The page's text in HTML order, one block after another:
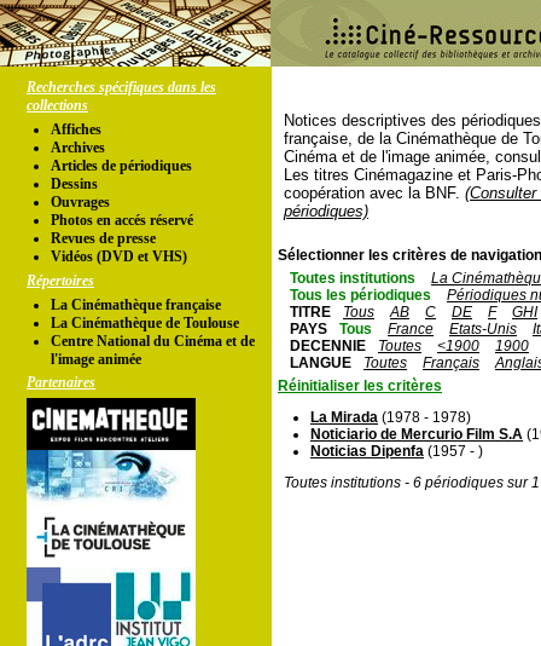
Recherches spécifiques dans les
collections
Affiches
Archives
Articles de périodiques
Dessins
Ouvrages
Photos en accés réservé
Revues de presse
Vidéos (DVD et VHS)
Répertoires
La Cinémathèque française
La Cinémathèque de Toulouse
Centre National du Cinéma et de
l'image animée
Partenaires
Notices descriptives des
française, de la Cinémathèque de
Cinéma et de l'image animée,
Les titres Cinémagazine et Paris-
coopération avec la BNF.
périodiques)
Sélectionner les critères de
Toutes institutions
La
Tous les périodiques
Périodiques
TITRE
Tous AB C DE F
GHI
PAYS
Tous France Etats-Unis
DECENNIE
Toutes <1900
1900
LANGUE
Toutes Français
Réinitialiser les critères
La Mirada (1978 - 1978)
Noticiario de Mercurio Film S.A
Noticias Dipenfa (1957 - )
Toutes institutions - 6 périodiques sur